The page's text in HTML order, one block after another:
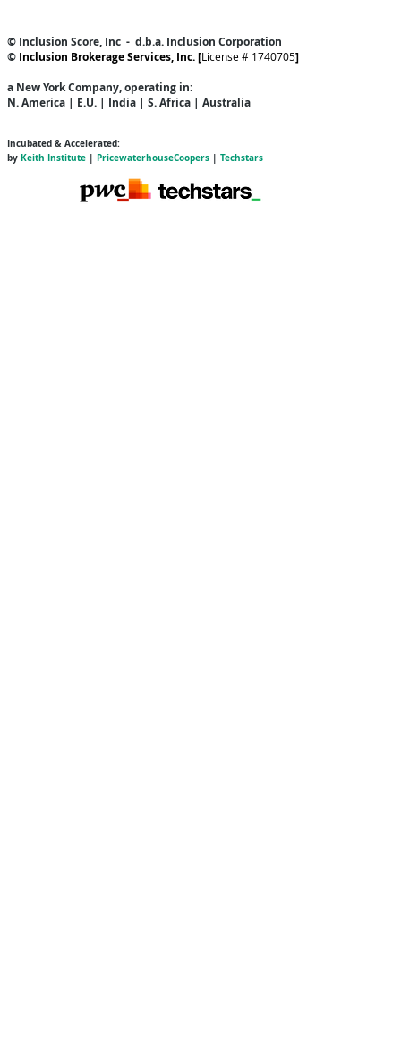
© Inclusion Score, Inc - d.b.a. Inclusion Corporation
© Inclusion Brokerage Services, Inc. [License # 1740705]
a New York Company, operating in:
N. America | E.U. | India | S. Africa | Australia
Incubated & Accelerated:
by Keith Institute | PricewaterhouseCoopers | Techstars